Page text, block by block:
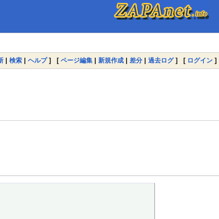
| 検索 | ヘルプ] [ ページ編集 | 新規作成 | 差分 | 過去ログ] [ ログイン ]